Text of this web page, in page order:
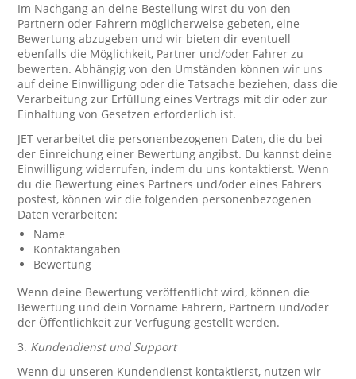
Im Nachgang an deine Bestellung wirst du von den
Partnern oder Fahrern möglicherweise gebeten, eine
Bewertung abzugeben und wir bieten dir eventuell
ebenfalls die Möglichkeit, Partner und/oder Fahrer zu
bewerten. Abhängig von den Umständen können wir uns
auf deine Einwilligung oder die Tatsache beziehen, dass die
Verarbeitung zur Erfüllung eines Vertrags mit dir oder zur
Einhaltung von Gesetzen erforderlich ist.
JET verarbeitet die personenbezogenen Daten, die du bei
der Einreichung einer Bewertung angibst. Du kannst deine
Einwilligung widerrufen, indem du uns kontaktierst. Wenn
du die Bewertung eines Partners und/oder eines Fahrers
postest, können wir die folgenden personenbezogenen
Daten verarbeiten:
Name
Kontaktangaben
Bewertung
Wenn deine Bewertung veröffentlicht wird, können die
Bewertung und dein Vorname Fahrern, Partnern und/oder
der Öffentlichkeit zur Verfügung gestellt werden.
3. Kundendienst und Support
Wenn du unseren Kundendienst kontaktierst, nutzen wir